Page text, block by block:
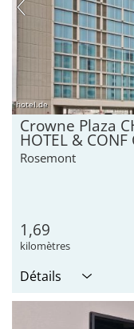
hotel.de
Crowne Plaza
HOTEL & CONF
Rosemont
1,69
kilomètres
Détails